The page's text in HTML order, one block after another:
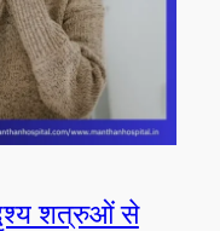
शत्रुओं से